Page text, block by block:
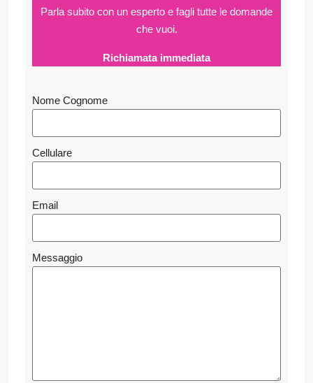
Parla subito con un esperto e fagli tutte le domande
che vuoi.
Richiamata immediata
Nome Cognome
Cellulare
Email
Messaggio